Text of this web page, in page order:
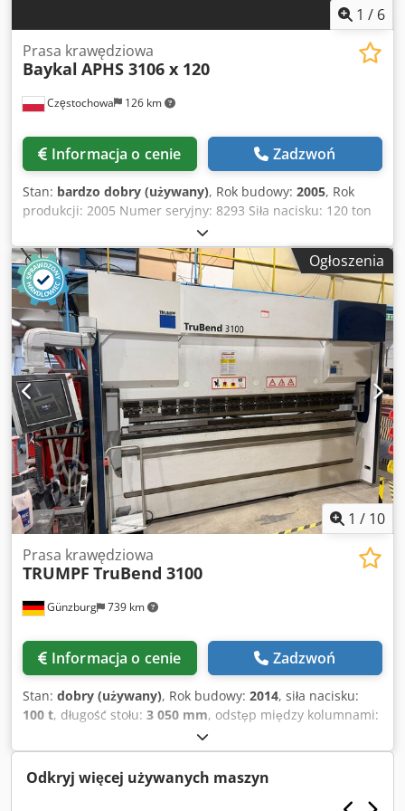
1 / 6
Częstochowa 126 km
Prasa krawędziowa
Baykal APHS 3106 x 120
Informacja o cenie Zadzwoń
Stan: bardzo dobry (używany), Rok budowy: 2005, Rok
produkcji: 2005 Numer seryjny: 8293 Siła nacisku: 120 ton
Csdpfx Acezk Epvezjrf Długość gięcia: 3100 mm Skok
maksymalny: 260 mm Ciśnienie robocze: 240 bar Moc
silnika: 11 kW Zasilanie: 400 V / 50 Hz / 3 fazy Waga: 7 500
kg Wymiary maszyny (dł. x szer. x wys.): 3550 x 1800 x 2800
mm
Ogłoszenia
1 / 10
Günzburg 739 km
Prasa krawędziowa
TRUMPF TruBend 3100
Informacja o cenie Zadzwoń
Stan: dobry (używany), Rok budowy: 2014, siła nacisku:
100 t, długość stołu: 3 050 mm, odstęp między kolumnami:
7 700 kg
Długość gięcia: 3050 mm Rozstaw kolumn: 2550 mm
Całkowite zapotrzebowanie na moc: 20 kW Masa maszyny
(ok.): 7700 kg Wyposażenie dodatkowe: - Bariera świetlna
Odkryj więcej używanych maszyn